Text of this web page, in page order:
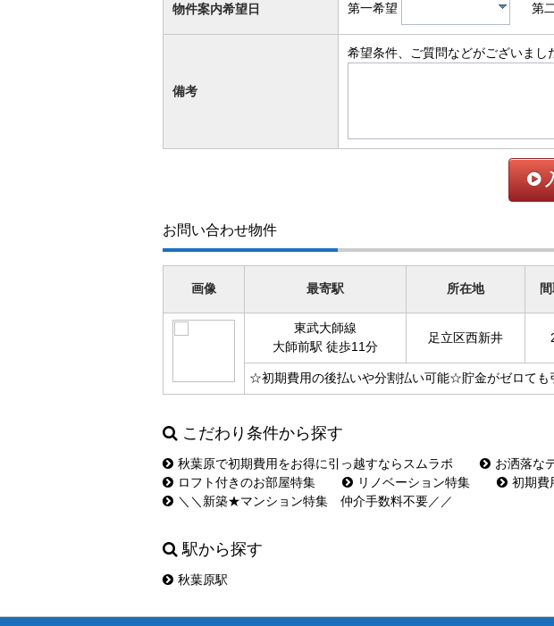
物件案内希望日 第一希望 第
備考
希望条件、ご質問などがございまし
お問い合わせ物件
画像 最寄駅 所在地
東武大師線
大師前駅 徒歩11分
足立区西新井
☆初期費用の後払いや分割払い可能☆貯金がゼロても
こだわり条件から探す
秋葉原で初期費用をお得に引っ越すならスムラボ お洒落な
ロフト付きのお部屋特集
リノベーション特集 初期費
＼＼新築★マンション特集 仲介手数料不要／／
駅から探す
秋葉原駅